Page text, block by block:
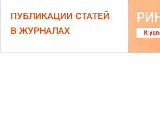
ПУБЛИКАЦИИ СТАТЕЙ
В ЖУРНАЛАХ
К